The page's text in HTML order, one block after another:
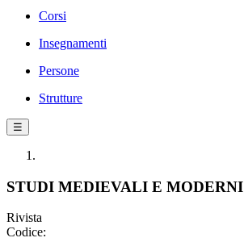
Corsi
Insegnamenti
Persone
Strutture
☰
STUDI MEDIEVALI E MODERNI
Rivista
Codice: